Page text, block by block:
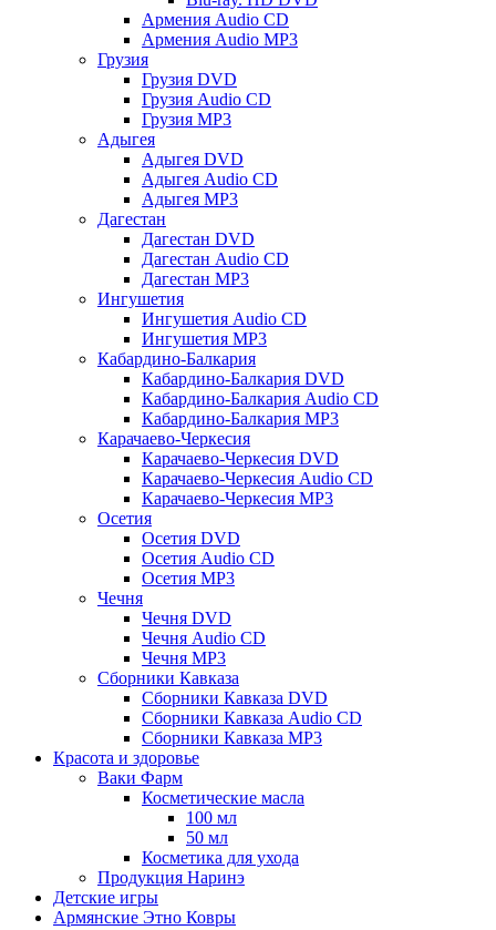
Армения Audio CD
Армения Audio MP3
Грузия
Грузия DVD
Грузия Audio CD
Грузия MP3
Адыгея
Адыгея DVD
Адыгея Audio CD
Адыгея MP3
Дагестан
Дагестан DVD
Дагестан Audio CD
Дагестан MP3
Ингушетия
Ингушетия Audio CD
Ингушетия MP3
Кабардино-Балкария
Кабардино-Балкария DVD
Кабардино-Балкария Audio CD
Кабардино-Балкария MP3
Карачаево-Черкесия
Карачаево-Черкесия DVD
Карачаево-Черкесия Audio CD
Карачаево-Черкесия MP3
Осетия
Осетия DVD
Осетия Audio CD
Осетия MP3
Чечня
Чечня DVD
Чечня Audio CD
Чечня MP3
Сборники Кавказа
Сборники Кавказа DVD
Сборники Кавказа Audio CD
Сборники Кавказа MP3
Красота и здоровье
Ваки Фарм
Косметические масла
100 мл
50 мл
Косметика для ухода
Продукция Наринэ
Детские игры
Армянские Этно Ковры